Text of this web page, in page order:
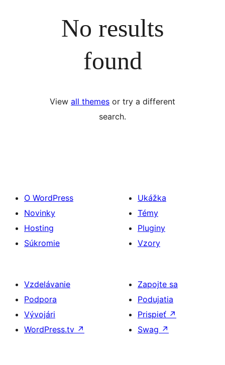
No results
found
View all themes or try a different
search.
O WordPress
Novinky
Hosting
Súkromie
Ukážka
Témy
Pluginy
Vzory
Vzdelávanie
Podpora
Vývojári
WordPress.tv ↗
Zapojte sa
Podujatia
Prispieť ↗
Swag ↗